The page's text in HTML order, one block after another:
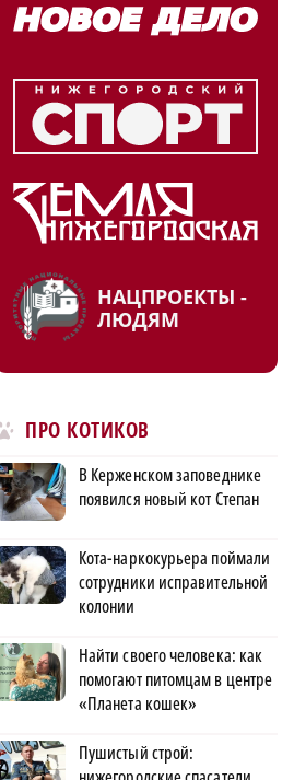
НАЦПРОЕКТЫ -
ЛЮДЯМ
ПРО КОТИКОВ
В Керженском заповеднике
появился новый кот Степан
Кота-наркокурьера поймали
сотрудники исправительной
колонии
Найти своего человека: как
помогают питомцам в центре
«Планета кошек»
Пушистый строй: